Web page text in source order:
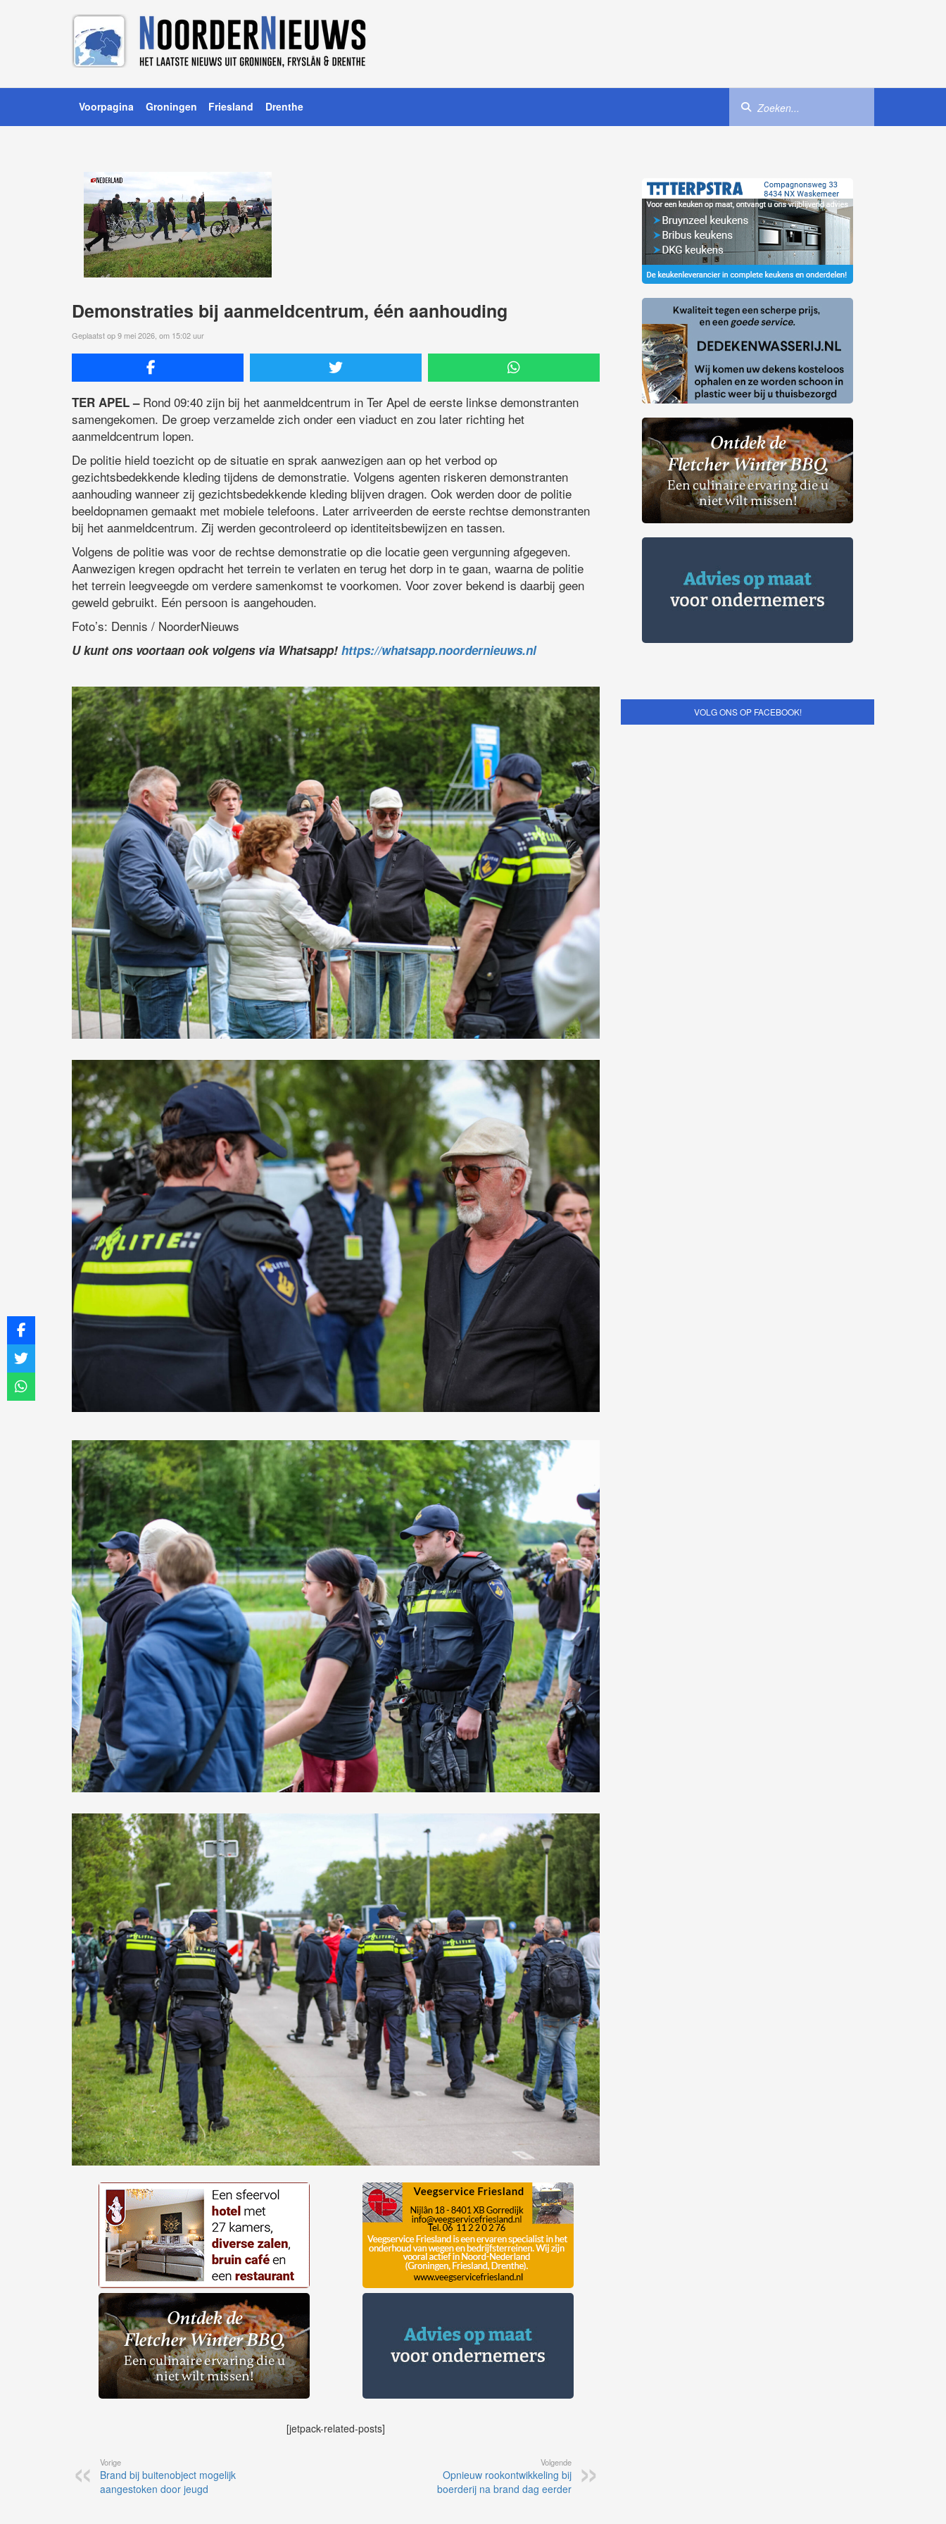
Voorpagina Groningen Friesland Drenthe
Demonstraties bij aanmeldcentrum, één aanhouding
Geplaatst op 9 mei 2026, om 15:02 uur
TER APEL –Rond 09:40 zijn bij het aanmeldcentrum in Ter Apel de eerste linkse demonstranten
samengekomen. De groep verzamelde zich onder een viaduct en zou later richting het
aanmeldcentrum lopen.
De politie hield toezicht op de situatie en sprak aanwezigen aan op het verbod op
gezichtsbedekkende kleding tijdens de demonstratie. Volgens agenten riskeren demonstranten
aanhouding wanneer zij gezichtsbedekkende kleding blijven dragen. Ook werden door de politie
beeldopnamen gemaakt met mobiele telefoons. Later arriveerden de eerste rechtse demonstranten
bij het aanmeldcentrum. Zij werden gecontroleerd op identiteitsbewijzen en tassen.
Volgens de politie was voor de rechtse demonstratie op die locatie geen vergunning afgegeven.
Aanwezigen kregen opdracht het terrein te verlaten en terug het dorp in te gaan, waarna de politie
het terrein leegveegde om verdere samenkomst te voorkomen. Voor zover bekend is daarbij geen
geweld gebruikt. Eén persoon is aangehouden.
Foto’s: Dennis / NoorderNieuws
U kunt ons voortaan ook volgens via Whatsapp! https://whatsapp.noordernieuws.nl
[jetpack-related-posts]
Vorige
Brand bij buitenobject mogelijk
aangestoken door jeugd
Volgende
Opnieuw rookontwikkeling bij
boerderij na brand dag eerder
VOLG ONS OP FACEBOOK!